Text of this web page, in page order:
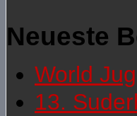
Neueste
World
13.